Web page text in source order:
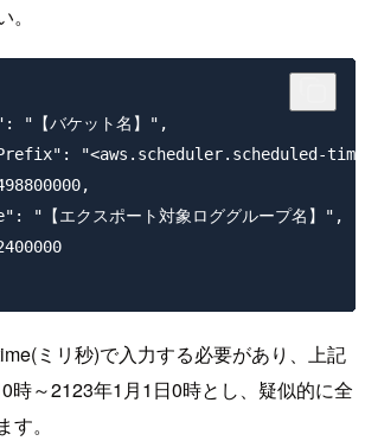
"【バケット名】",
"<aws.scheduler.scheduled-
"【エクスポート対象ロググループ名】",
ミリ秒)で入力する必要があり、上記
時～2123年1月1日0時とし、疑似的に全
。